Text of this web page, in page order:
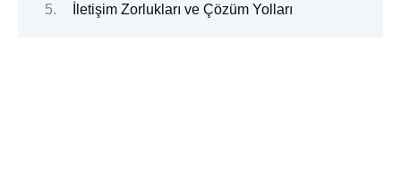
İletişim Zorlukları ve Çözüm Yolları